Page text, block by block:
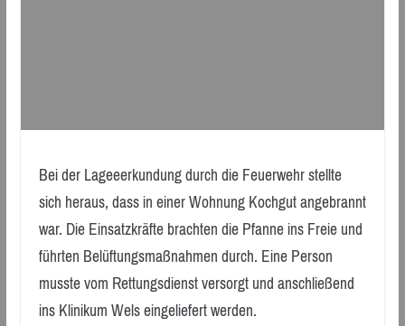
Bei der Lageeerkundung durch die Feuerwehr stellte
sich heraus, dass in einer Wohnung Kochgut angebrannt
war. Die Einsatzkräfte brachten die Pfanne ins Freie und
führten Belüftungsmaßnahmen durch. Eine Person
musste vom Rettungsdienst versorgt und anschließend
ins Klinikum Wels eingeliefert werden.